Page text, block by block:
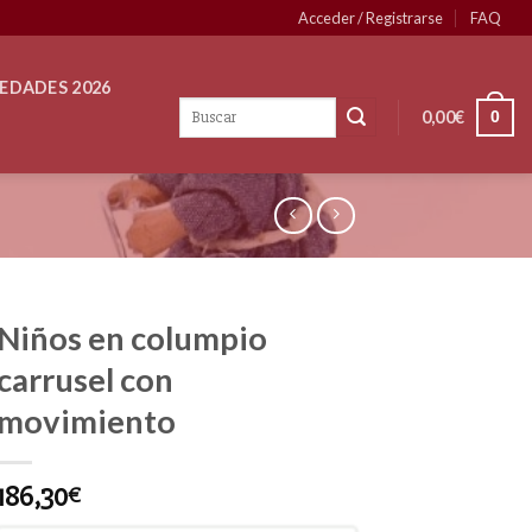
Acceder / Registrarse FAQ
2026
0,00€ 0
Niños en columpio
con
movimiento
€